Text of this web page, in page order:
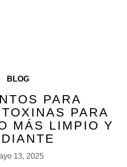
BLOG
PARA
PARA
MÁS LIMPIO Y
13, 2025